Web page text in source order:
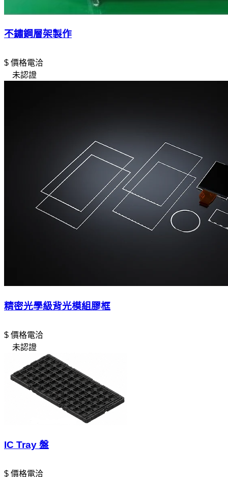
不鏽鋼層架製作
$ 價格電洽
未認證
精密光學級背光模組膠框
$ 價格電洽
未認證
IC Tray 盤
$ 價格電洽